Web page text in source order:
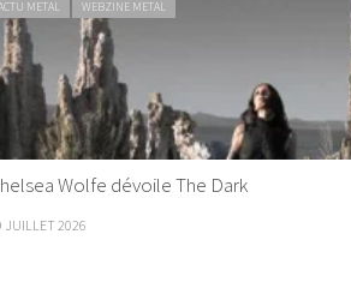
METAL WEBZINE METAL
Wolfe dévoile The Dark
JUILLET 2026